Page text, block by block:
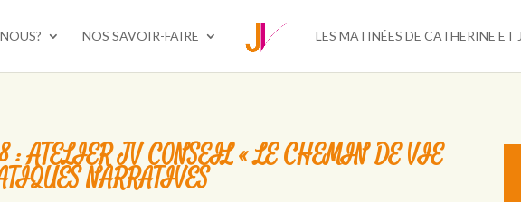
NOS SAVOIR-FAIRE LES MATINÉES DE CATHERINE ET
: ATELIER JV CONSEIL « LE CHEMIN DE VIE
NARRATIVES